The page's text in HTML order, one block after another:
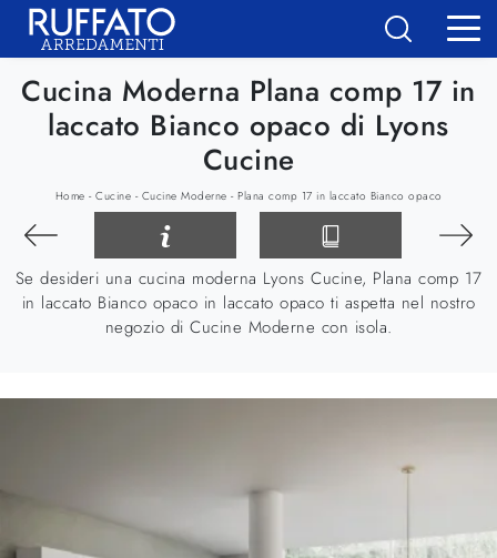
Cucina Moderna Plana comp 17 in
laccato Bianco opaco di Lyons
Cucine
Home - Cucine - Cucine Moderne - Plana comp 17 in laccato Bianco opaco
Se desideri una cucina moderna Lyons Cucine, Plana comp 17
in laccato Bianco opaco in laccato opaco ti aspetta nel nostro
negozio di Cucine Moderne con isola.